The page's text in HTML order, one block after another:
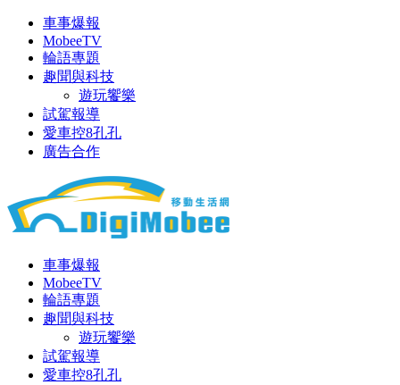
車事爆報
MobeeTV
輪語專題
趣聞與科技
遊玩饗樂
試駕報導
愛車控8孔孔
廣告合作
車事爆報
MobeeTV
輪語專題
趣聞與科技
遊玩饗樂
試駕報導
愛車控8孔孔